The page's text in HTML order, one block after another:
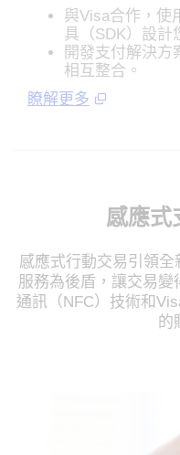
與Visa合作，使
具（SDK）設計
開發支付解決方
相互整合。
瞭解更多
感應式
感應式行動交易引領
服務為後盾，讓交易
通訊（NFC）技術和
的